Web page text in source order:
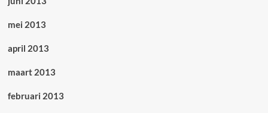
mei 2013
april 2013
maart 2013
februari 2013